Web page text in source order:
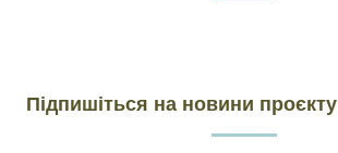
Підпишіться на новини проєкту